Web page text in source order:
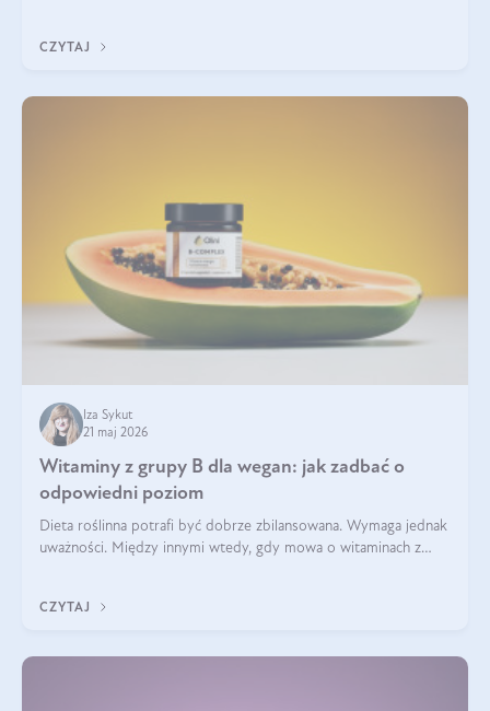
CZYTAJ
Iza Sykut
21 maj 2026
Witaminy z grupy B dla wegan: jak zadbać o
odpowiedni poziom
Dieta roślinna potrafi być dobrze zbilansowana. Wymaga jednak
uważności. Między innymi wtedy, gdy mowa o witaminach z
CZYTAJ